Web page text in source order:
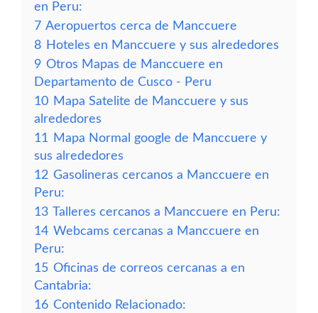
en Peru:
7 Aeropuertos cerca de Manccuere
8 Hoteles en Manccuere y sus alrededores
9 Otros Mapas de Manccuere en
Departamento de Cusco - Peru
10 Mapa Satelite de Manccuere y sus
alrededores
11
Mapa Normal google de Manccuere y
sus alrededores
12 Gasolineras cercanos a Manccuere en
Peru:
13 Talleres cercanos a Manccuere en Peru:
14 Webcams cercanas a Manccuere en
Peru:
15 Oficinas de correos cercanas a en
Cantabria:
16 Contenido Relacionado: